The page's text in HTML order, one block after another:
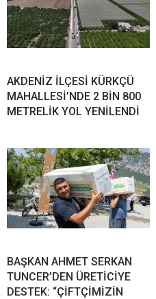
AKDENİZ İLÇESİ KÜRKÇÜ
MAHALLESİ’NDE 2 BİN 800
METRELİK YOL YENİLENDİ
BAŞKAN AHMET SERKAN
TUNCER’DEN ÜRETİCİYE
DESTEK: “ÇİFTÇİMİZİN